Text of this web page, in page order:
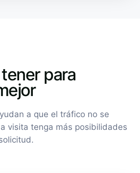
para
a que el tráfico no se
visita tenga más posibilidades